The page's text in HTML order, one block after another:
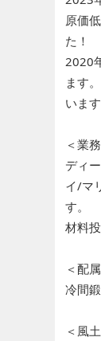
原価
た！
2020
ます
います
＜業
ディ
イ/マ
す。
材料
＜配
冷間
＜風